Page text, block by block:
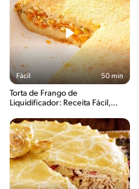
Fácil 50 min
Torta de Frango de
Liquidificador: Receita Fácil,
Minutos